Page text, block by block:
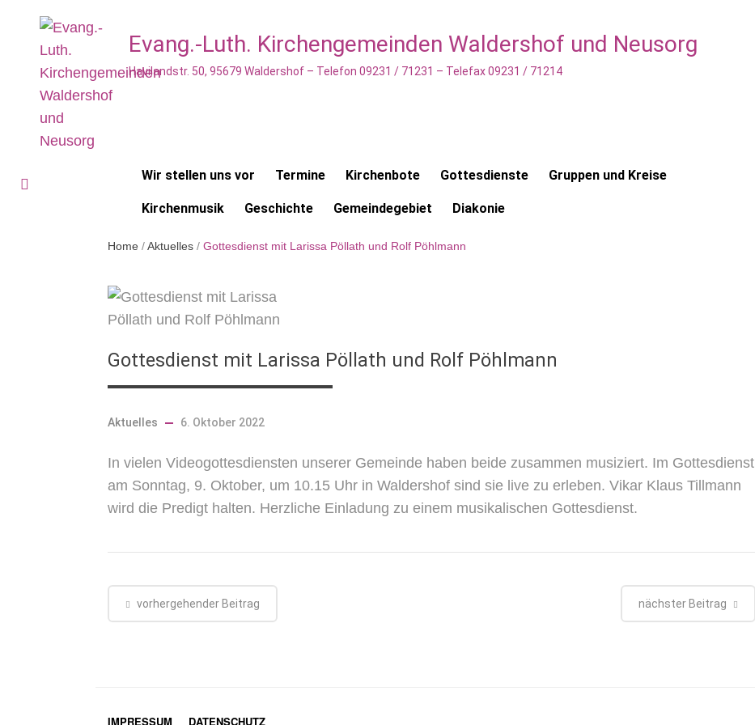
Evang.-Luth. Kirchengemeinden Waldershof und Neusorg
Havilandstr. 50, 95679 Waldershof – Telefon 09231 / 71231 – Telefax 09231 / 71214
Wir stellen uns vor Termine Kirchenbote Gottesdienste Gruppen und Kreise
Kirchenmusik Geschichte Gemeindegebiet Diakonie
Home / Aktuelles/ Gottesdienst mit Larissa Pöllath und Rolf Pöhlmann
Gottesdienst mit Larissa Pöllath und Rolf Pöhlmann
Aktuelles 6. Oktober 2022
In vielen Videogottesdiensten unserer Gemeinde haben beide zusammen musiziert. Im Gottesdienst
am Sonntag, 9. Oktober, um 10.15 Uhr in Waldershof sind sie live zu erleben. Vikar Klaus Tillmann
wird die Predigt halten. Herzliche Einladung zu einem musikalischen Gottesdienst.
vorhergehender Beitrag nächster Beitrag
IMPRESSUM DATENSCHUTZ